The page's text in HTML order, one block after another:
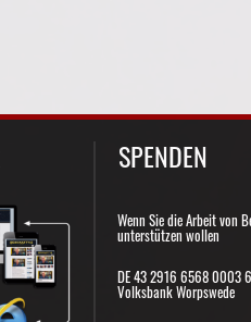
SPENDEN
Wenn Sie die Arbeit von
unterstützen wollen
DE 43 2916 6568 0003
Volksbank Worpswede